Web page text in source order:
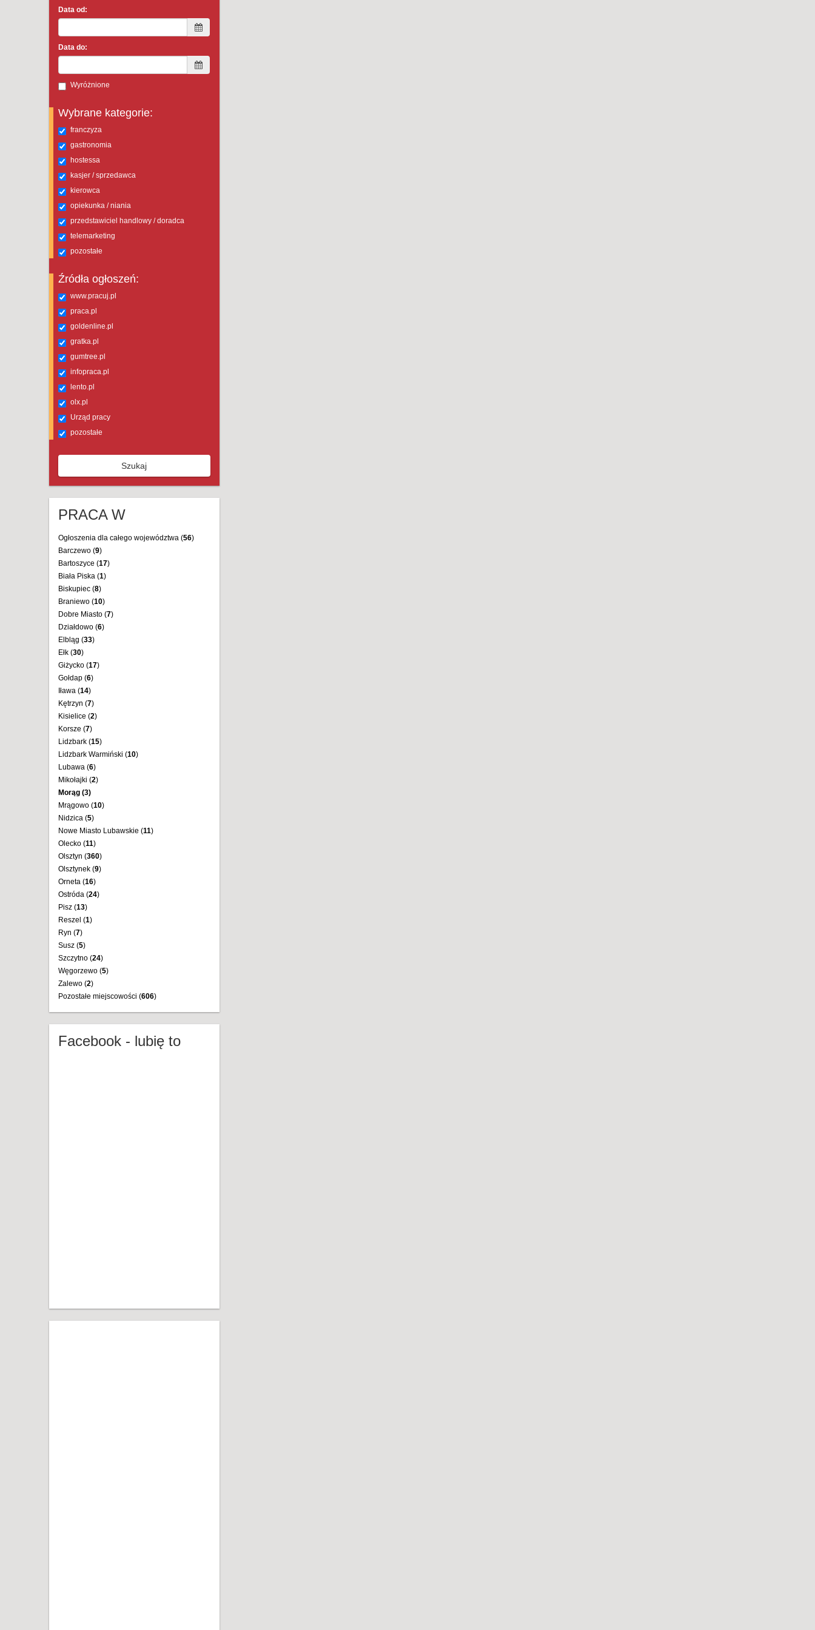
Data od:
Data do:
Wyróżnione
Wybrane kategorie:
franczyza
gastronomia
hostessa
kasjer / sprzedawca
kierowca
opiekunka / niania
przedstawiciel handlowy / doradca
telemarketing
pozostałe
Źródła ogłoszeń:
www.pracuj.pl
praca.pl
goldenline.pl
gratka.pl
gumtree.pl
infopraca.pl
lento.pl
olx.pl
Urząd pracy
pozostałe
Szukaj
PRACA W
Ogłoszenia dla całego województwa (56)
Barczewo (9)
Bartoszyce (17)
Biała Piska (1)
Biskupiec (8)
Braniewo (10)
Dobre Miasto (7)
Działdowo (6)
Elbląg (33)
Ełk (30)
Giżycko (17)
Gołdap (6)
Iława (14)
Kętrzyn (7)
Kisielice (2)
Korsze (7)
Lidzbark (15)
Lidzbark Warmiński (10)
Lubawa (6)
Mikołajki (2)
Morąg (3)
Mrągowo (10)
Nidzica (5)
Nowe Miasto Lubawskie (11)
Olecko (11)
Olsztyn (360)
Olsztynek (9)
Orneta (16)
Ostróda (24)
Pisz (13)
Reszel (1)
Ryn (7)
Susz (5)
Szczytno (24)
Węgorzewo (5)
Zalewo (2)
Pozostałe miejscowości (606)
Facebook - lubię to